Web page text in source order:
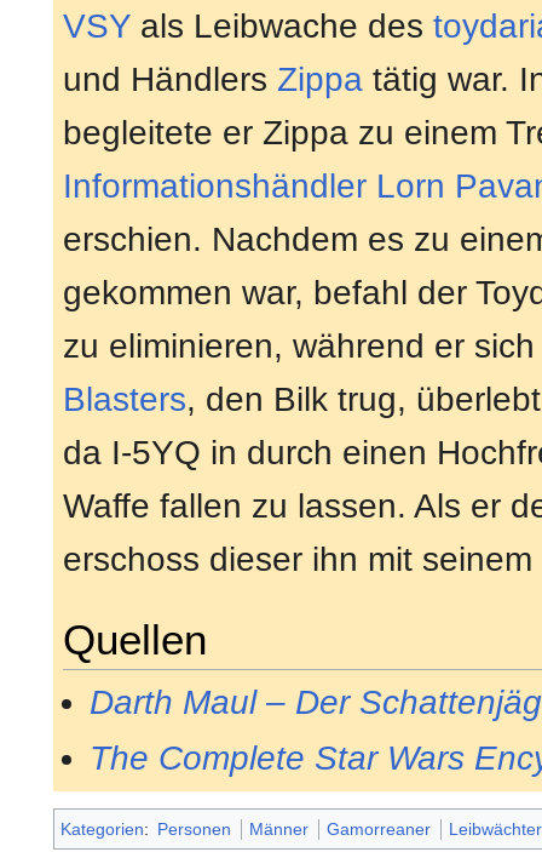
VSY als Leibwache des
und Händlers Zippa tätig war.
begleitete er Zippa zu einem
Informationshändler Lorn
erschien. Nachdem es zu
gekommen war, befahl der
zu eliminieren, während er
Blasters, den Bilk trug,
da I-5YQ in durch einen
Waffe fallen zu lassen. Als er
erschoss dieser ihn mit
Quellen
Darth Maul – Der
The Complete Star Wars
Kategorien: Personen Männer Gamorreaner Leibwächter